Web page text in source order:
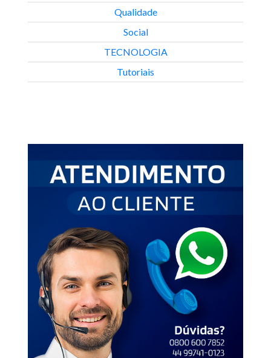
Qualidade
Social
TECNOLOGIA
Tutoriais